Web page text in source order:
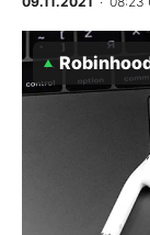
BO-